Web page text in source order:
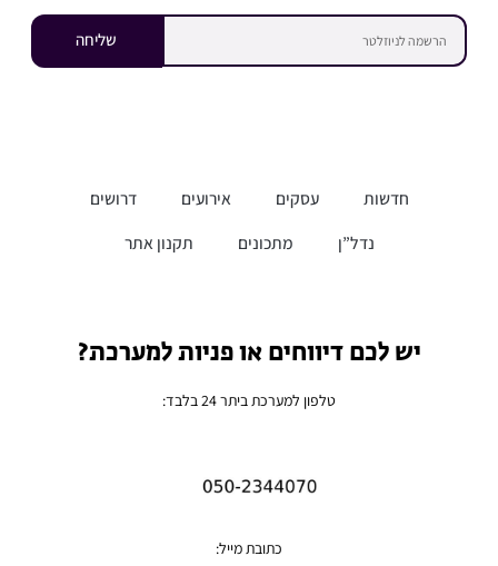
שליחה
חדשות עסקים אירועים
דרושים
נדל”ן
מתכונים תקנון אתר
יש לכם דיווחים או פניות למערכת?
טלפון למערכת ביתר 24 בלבד:
כתובת מייל: